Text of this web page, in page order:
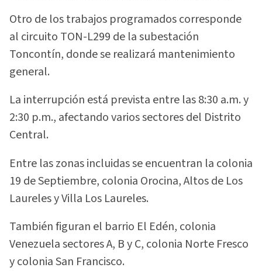
Otro de los trabajos programados corresponde
al circuito TON-L299 de la subestación
Toncontín, donde se realizará mantenimiento
general.
La interrupción está prevista entre las 8:30 a.m. y
2:30 p.m., afectando varios sectores del Distrito
Central.
Entre las zonas incluidas se encuentran la colonia
19 de Septiembre, colonia Orocina, Altos de Los
Laureles y Villa Los Laureles.
También figuran el barrio El Edén, colonia
Venezuela sectores A, B y C, colonia Norte Fresco
y colonia San Francisco.